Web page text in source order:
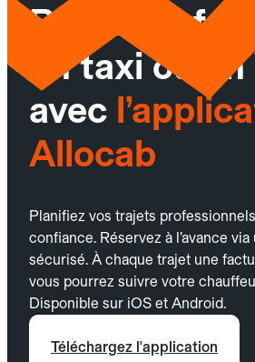
Réservez
un taxi ou
avec
Allocab
Planifiez vos trajets
confiance. Réservez à l’avance
sécurisé. À chaque trajet une
vous pourrez suivre votre
Disponible sur iOS et Android.
Téléchargez l'application